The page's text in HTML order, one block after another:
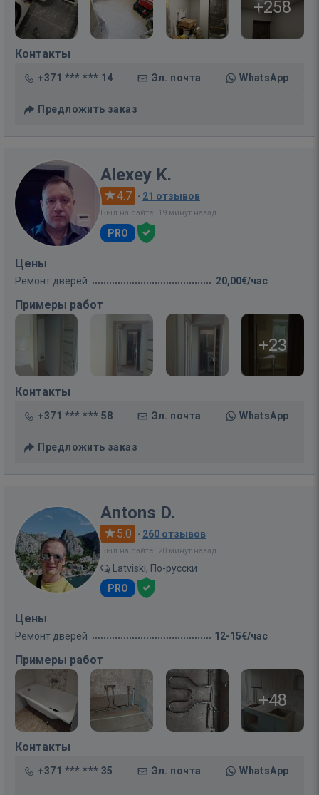
+258
Контакты
+371 *** *** 14 Эл. почта WhatsApp
Предложить заказ
Alexey K.
4.7 · 21 отзывов
Был на сайте: 19 минут назад
PRO
Цены
Ремонт дверей 20,00€/час
Примеры работ
+23
Контакты
+371 *** *** 58 Эл. почта WhatsApp
Предложить заказ
Antons D.
5.0 · 260 отзывов
Был на сайте: 20 минут назад
Latviski, По-русски
PRO
Цены
Ремонт дверей 12-15€/час
Примеры работ
+48
Контакты
+371 *** *** 35 Эл. почта WhatsApp